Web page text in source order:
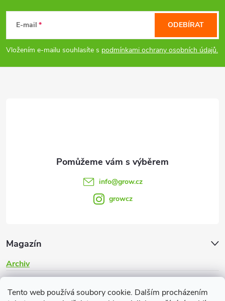
Tento web používá soubory cookie. Dalším procházením
p
a
E-mail
Vložením e-mailu souhlasíte s podmínkami ochrany osobních údajů.
ODEBÍRAT
Magazín
Archiv
info@grow.cz
growcz